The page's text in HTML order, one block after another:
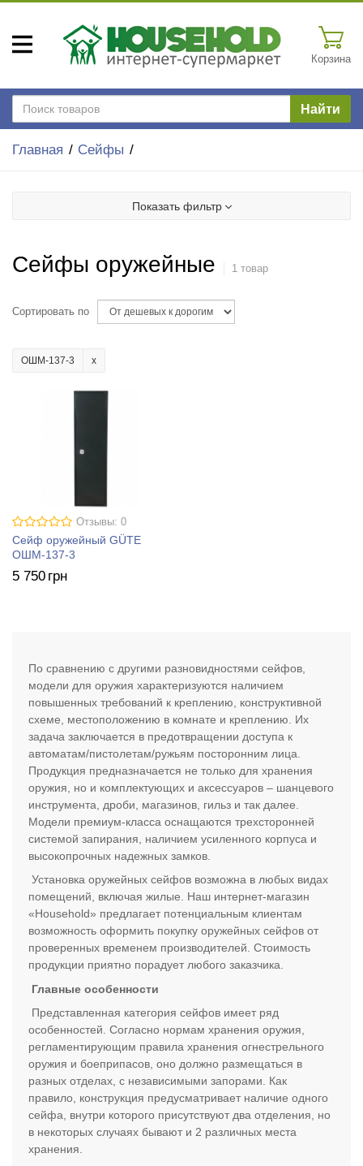
Корзина
Найти
Главная Сейфы
Показать фильтр
Сейфы оружейные 1 товар
Сортировать по
ОШМ-137-3
Отзывы: 0
Сейф оружейный GÜTE
ОШМ-137-3
5 750 грн
По сравнению с другими разновидностями сейфов,
модели для оружия характеризуются наличием
повышенных требований к креплению, конструктивной
схеме, местоположению в комнате и креплению. Их
задача заключается в предотвращении доступа к
автоматам/пистолетам/ружьям посторонним лица.
Продукция предназначается не только для хранения
оружия, но и комплектующих и аксессуаров – шанцевого
инструмента, дроби, магазинов, гильз и так далее.
Модели премиум-класса оснащаются трехсторонней
системой запирания, наличием усиленного корпуса и
высокопрочных надежных замков.
Установка оружейных сейфов возможна в любых видах
помещений, включая жилые. Наш интернет-магазин
«Household» предлагает потенциальным клиентам
возможность оформить покупку оружейных сейфов от
проверенных временем производителей. Стоимость
продукции приятно порадует любого заказчика.
Главные особенности
Представленная категория сейфов имеет ряд
особенностей. Согласно нормам хранения оружия,
регламентирующим правила хранения огнестрельного
оружия и боеприпасов, оно должно размещаться в
разных отделах, с независимыми запорами. Как
правило, конструкция предусматривает наличие одного
сейфа, внутри которого присутствуют два отделения, но
в некоторых случаях бывают и 2 различных места
хранения.